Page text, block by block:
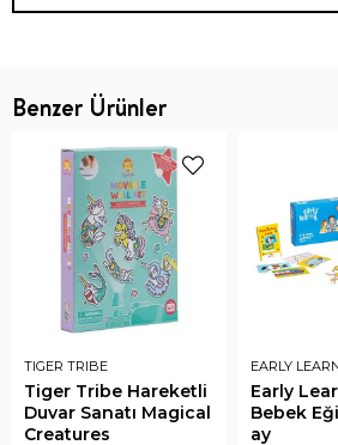
Benzer Ürünler
TIGER TRIBE
Tiger Tribe Hareketli
Duvar Sanatı Magical
Creatures
EARLY
Early
Bebek
ay